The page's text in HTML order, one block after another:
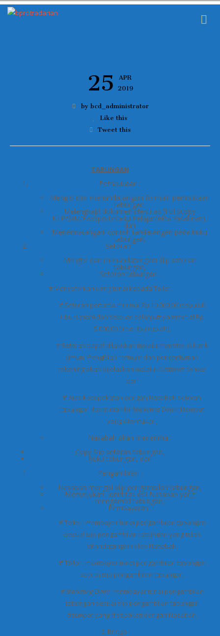
25
APR
2019
by bcd_administrator
Like this
Tweet this
TABUNGAN
Pembukaan :
Mengisi dan menandatangani formulir pembukaan
tabungan.
Melengkapi dokumen identitas (Fotocopy
KTP/SIM/Passport/Kartu Pelajar/Akta Kelahiran),
dan
Menandatangani contoh tandatangan pada buku
tabungan,
Setoran :
Mengisi dan menandatangani slip setoran
tabungan,
Setoran tabungan :
# Menyetorkan uang tunai kepada Teller.
# Setoran pertama minimal Rp 10.000,00 (sepuluh
ribu rupiah) dan setoran selanjutnya minimal Rp
5.000,00 (lima ribu rupiah),
# Setoran dapat dilakukan melalui transfer di bank
umum. Pengisian formulir dan pencantuman
rekening akan dijelaskan melalui Customer Service,
dan
# Atas kesepakatan dengan Nasabah setoran
tabungan dapat diambil Marketing Dana ditempat
yang ditentukan,
Nasabah akan menerima :
Copy Slip setoran tabungan,
Buku tabungan, dan
Pengambilan :
Nasabah mengisi slip pengambilan tabungan,
Menunjukan identitas asli Nasabah yang
mengambil tabungan,
Pembayaran :
# Teller : membayar tunai pengambilan tabungan
sesuai slip pengambilan tabungan yang telah
ditandatangani oleh Nasabah,
# Teller : membayar tunai pengambilan tabungan
sesuai slip pengambilan tabungan,
# Marketing Dana : membayar tunai pengambilan
tabungan sesuai slip pengambilan tabungan
ditempat yang disepakati dengan Nasabah,
2. Bunga :